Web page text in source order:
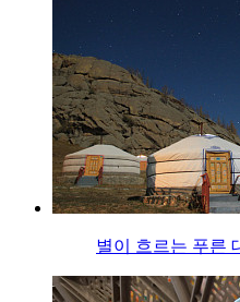
별이 흐르는 푸른